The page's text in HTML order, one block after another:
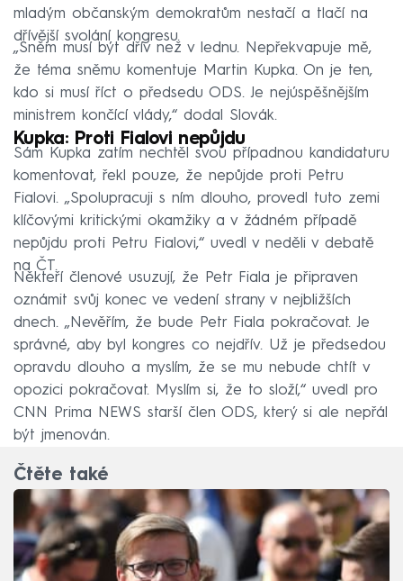
mladým občanským demokratům nestačí a tlačí na
dřívější svolání kongresu.
„Sněm musí být dřív než v lednu. Nepřekvapuje mě,
že téma sněmu komentuje Martin Kupka. On je ten,
kdo si musí říct o předsedu ODS. Je nejúspěšnějším
ministrem končící vlády,“ dodal Slovák.
Kupka: Proti Fialovi nepůjdu
Sám Kupka zatím nechtěl svou případnou kandidaturu
komentovat, řekl pouze, že nepůjde proti Petru
Fialovi. „Spolupracuji s ním dlouho, provedl tuto zemi
klíčovými kritickými okamžiky a v žádném případě
nepůjdu proti Petru Fialovi,“ uvedl v neděli v debatě
na ČT.
Někteří členové usuzují, že Petr Fiala je připraven
oznámit svůj konec ve vedení strany v nejbližších
dnech. „Nevěřím, že bude Petr Fiala pokračovat. Je
správné, aby byl kongres co nejdřív. Už je předsedou
opravdu dlouho a myslím, že se mu nebude chtít v
opozici pokračovat. Myslím si, že to složí,“ uvedl pro
CNN Prima NEWS starší člen ODS, který si ale nepřál
být jmenován.
Čtěte také